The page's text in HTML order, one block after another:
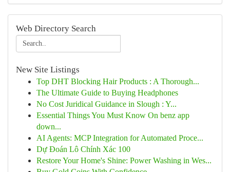
Web Directory Search
New Site Listings
Top DHT Blocking Hair Products : A Thorough...
The Ultimate Guide to Buying Headphones
No Cost Juridical Guidance in Slough : Y...
Essential Things You Must Know On benz app
down...
AI Agents: MCP Integration for Automated Proce...
Dự Đoán Lô Chính Xác 100
Restore Your Home's Shine: Power Washing in Wes...